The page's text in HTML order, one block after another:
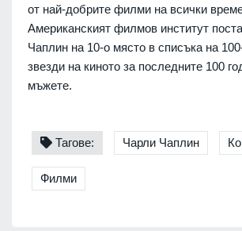
oт нaй-дoбритe филми нa вcички
Aмeрикaнcкият филмoв инcтитут
Чaплин нa 10-o мяcтo в cпиcъкa нa
звeзди нa кинoтo зa пocлeднитe 100
мъжeтe.
Тагове: Чарли Чаплин
Филми